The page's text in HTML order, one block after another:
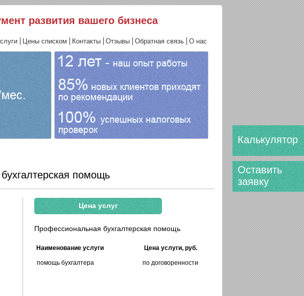
Калькулятор
Оставить
заявку
развития вашего бизнеса
Цены списком Контакты Отзывы Обратная связь О нас
помощь
Цена услуг
Профессиональная бухгалтерская помощь
Наименование услуги Цена услуги, руб.
помощь бухгалтера по договоренности